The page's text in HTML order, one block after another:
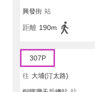
興發街 站
距離 190m
307P
往 大埔(汀太路)